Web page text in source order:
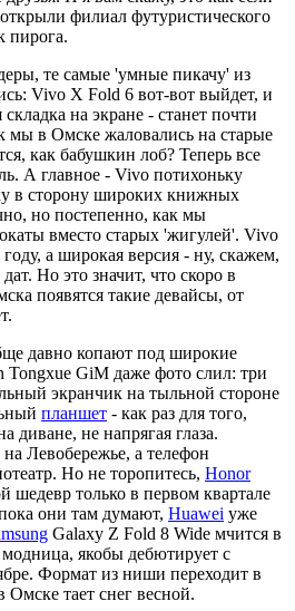
филиал футуристического
пирога.
те самые 'умные пикачу' из
Vivo X Fold 6 вот-вот выйдет, и
на экране - станет почти
мы в Омске жаловались на старые
как бабушкин лоб? Теперь все
А главное - Vivo потихоньку
в сторону широких книжных
но постепенно, как мы
вместо старых 'жигулей'. Vivo
а широкая версия - ну, скажем,
Но это значит, что скоро в
появятся такие девайсы, от
давно копают под широкие
Tongxue GiM даже фото слил: три
экранчик на тыльной стороне
планшет - как раз для того,
диване, не напрягая глаза.
Левобережье, а телефон
Но не торопитесь, Honor
шедевр только в первом квартале
они там думают, Huawei уже
Galaxy Z Fold 8 Wide мчится в
модница, якобы дебютирует с
Формат из ниши переходит в
тает снег весной.